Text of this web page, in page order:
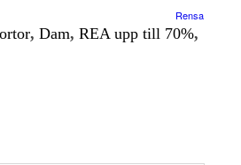
Rensa
, Dam, REA upp till 70%,